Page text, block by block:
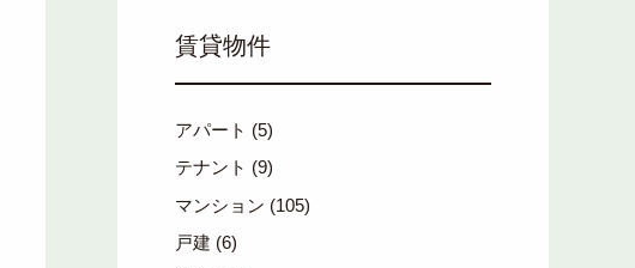
賃貸物件
アパート (5)
テナント (9)
マンション (105)
戸建 (6)